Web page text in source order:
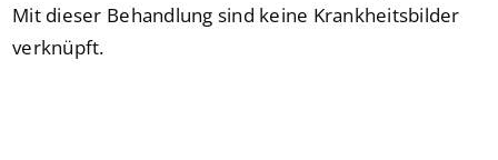
Mit dieser Behandlung sind keine Krankheitsbilder
verknüpft.